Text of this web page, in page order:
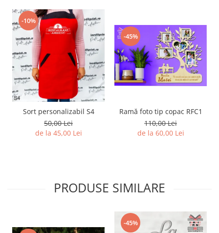
Stand Prezentare
Oneline (Topper Lateral)
-10%
Sort personalizabil S4
50,00 Lei
de la 45,00 Lei
-45%
Ramă foto tip copac RFC1
110,00 Lei
de la 60,00 Lei
PRODUSE SIMILARE
-45%